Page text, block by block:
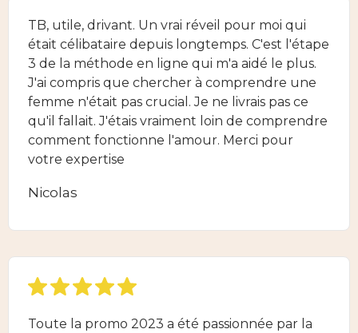
TB, utile, drivant. Un vrai réveil pour moi qui
était célibataire depuis longtemps. C'est l'étape
3 de la méthode en ligne qui m'a aidé le plus.
J'ai compris que chercher à comprendre une
femme n'était pas crucial. Je ne livrais pas ce
qu'il fallait. J'étais vraiment loin de comprendre
comment fonctionne l'amour. Merci pour
votre expertise
Nicolas
Toute la promo 2023 a été passionnée par la